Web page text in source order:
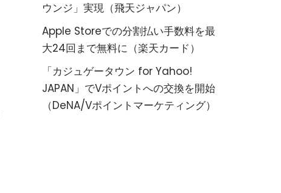
ウンジ」実現（飛天ジャパン）
Apple Storeでの分割払い手数料を最
大24回まで無料に（楽天カード）
「カジュゲータウン for Yahoo!
JAPAN」でVポイントへの交換を開始
（DeNA/Vポイントマーケティング）